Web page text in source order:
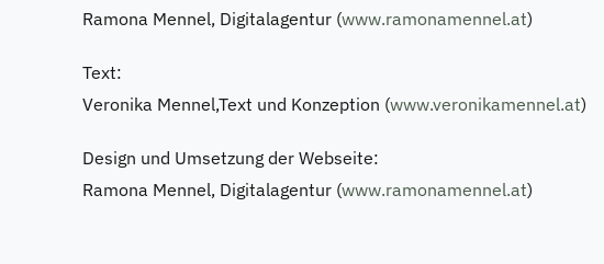
Ramona Mennel, Digitalagentur (www.ramonamennel.at)
Text:
Veronika Mennel,Text und Konzeption (www.veronikamennel.at)
Design und Umsetzung der Webseite:
Ramona Mennel, Digitalagentur (www.ramonamennel.at)